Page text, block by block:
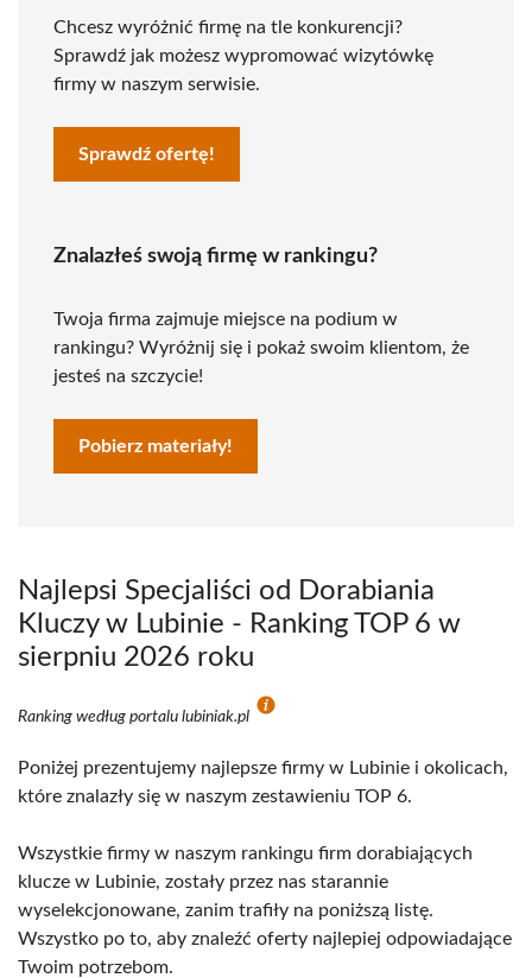
Chcesz wyróżnić firmę na tle konkurencji?
Sprawdź jak możesz wypromować wizytówkę
firmy w naszym serwisie.
Sprawdź ofertę!
Znalazłeś swoją firmę w rankingu?
Twoja firma zajmuje miejsce na podium w
rankingu? Wyróżnij się i pokaż swoim klientom, że
jesteś na szczycie!
Pobierz materiały!
Najlepsi Specjaliści od Dorabiania
Kluczy w Lubinie - Ranking TOP 6 w
sierpniu 2026 roku
Ranking według portalu lubiniak.pl
Poniżej prezentujemy najlepsze firmy w Lubinie i okolicach,
które znalazły się w naszym zestawieniu TOP 6.
Wszystkie firmy w naszym rankingu firm dorabiających
klucze w Lubinie, zostały przez nas starannie
wyselekcjonowane, zanim trafiły na poniższą listę.
Wszystko po to, aby znaleźć oferty najlepiej odpowiadające
Twoim potrzebom.